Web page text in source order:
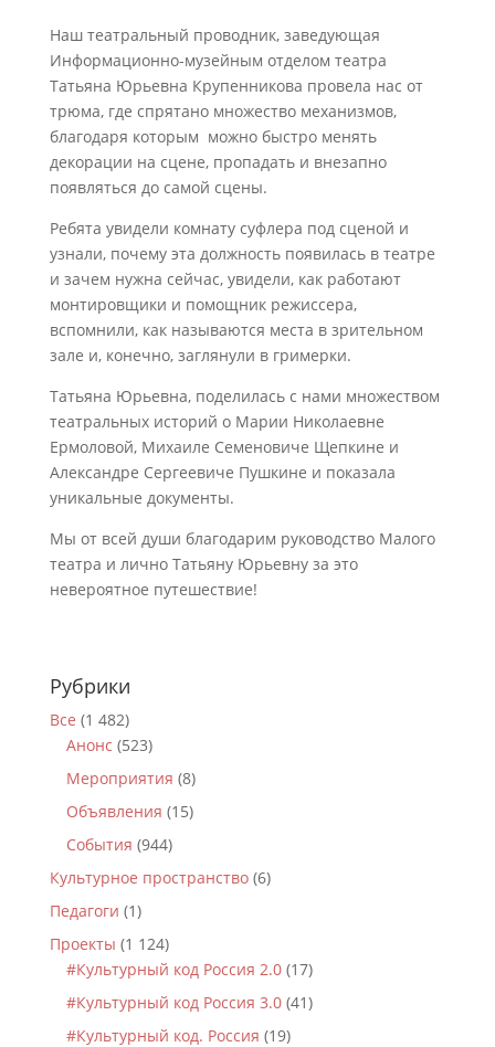
Наш театральный проводник, заведующая
Информационно-музейным отделом театра
Татьяна Юрьевна Крупенникова провела нас от
трюма, где спрятано множество механизмов,
благодаря которым можно быстро менять
декорации на сцене, пропадать и внезапно
появляться до самой сцены.
Ребята увидели комнату суфлера под сценой и
узнали, почему эта должность появилась в театре
и зачем нужна сейчас, увидели, как работают
монтировщики и помощник режиссера,
вспомнили, как называются места в зрительном
зале и, конечно, заглянули в гримерки.
Татьяна Юрьевна, поделилась с нами множеством
театральных историй о Марии Николаевне
Ермоловой, Михаиле Семеновиче Щепкине и
Александре Сергеевиче Пушкине и показала
уникальные документы.
Мы от всей души благодарим руководство Малого
театра и лично Татьяну Юрьевну за это
невероятное путешествие!
Рубрики
Все (1 482)
Анонс (523)
Мероприятия (8)
Объявления (15)
События (944)
Культурное пространство(6)
Педагоги (1)
Проекты (1 124)
#Культурный код Россия 2.0(17)
#Культурный код Россия 3.0(41)
#Культурный код. Россия (19)